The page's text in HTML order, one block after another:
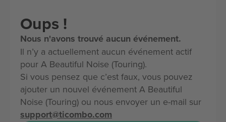
Oups !
Nous n'avons trouvé aucun événement.
Il n’y a actuellement aucun événement actif
pour A Beautiful Noise (Touring).
Si vous pensez que c’est faux, vous pouvez
ajouter un nouvel événement A Beautiful
Noise (Touring) ou nous envoyer un e-mail sur
support@ticombo.com